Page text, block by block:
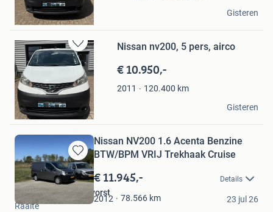
Autohuis Unique
Apeldoorn
Gisteren
Bewaren
in
Favorieten
Nissan nv200, 5 pers, airco
€ 10.950,-
2011 120.400 km
Autohuis Unique
Apeldoorn
Gisteren
Bewaren
in
Mijn
Favorieten
Nissan NV200 1.6 Acenta Benzine
BTW/BPM VRIJ Trekhaak Cruise
€ 11.945,- Details
2012 78.566 km
Autobedrijf van der vorst
Raalte
23 jul 26